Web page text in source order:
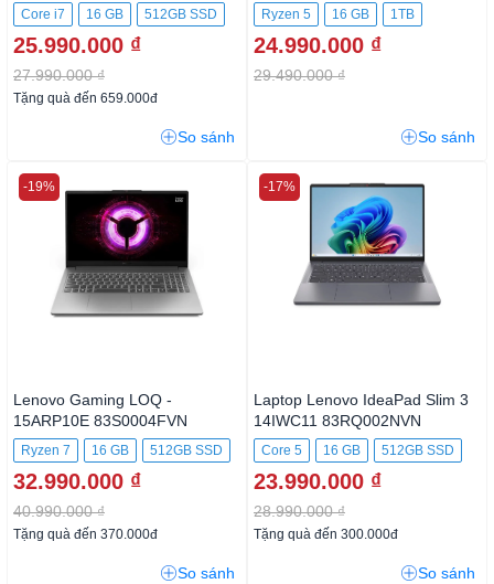
Core i7 16 GB 512GB SSD
25.990.000 ₫
27.990.000 ₫
Tặng quà đến 659.000đ
So sánh
Ryzen 5 16 GB 1TB
24.990.000 ₫
29.490.000 ₫
So sánh
Lenovo Gaming LOQ -
15ARP10E 83S0004FVN
Ryzen 7 16 GB 512GB SSD
32.990.000 ₫
40.990.000 ₫
-19%
Tặng quà đến 370.000đ
So sánh
Laptop Lenovo IdeaPad Slim 3
14IWC11 83RQ002NVN
Core 5 16 GB 512GB SSD
23.990.000 ₫
28.990.000 ₫
-17%
Tặng quà đến 300.000đ
So sánh